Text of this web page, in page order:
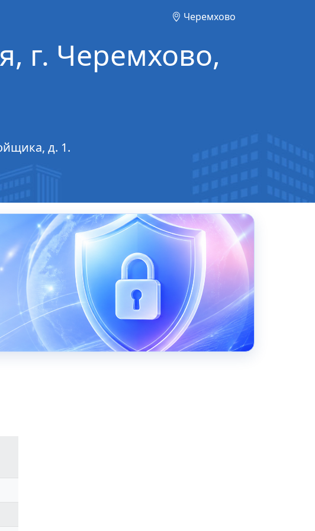
Черемхово
г. Черемхово,
д. 1.